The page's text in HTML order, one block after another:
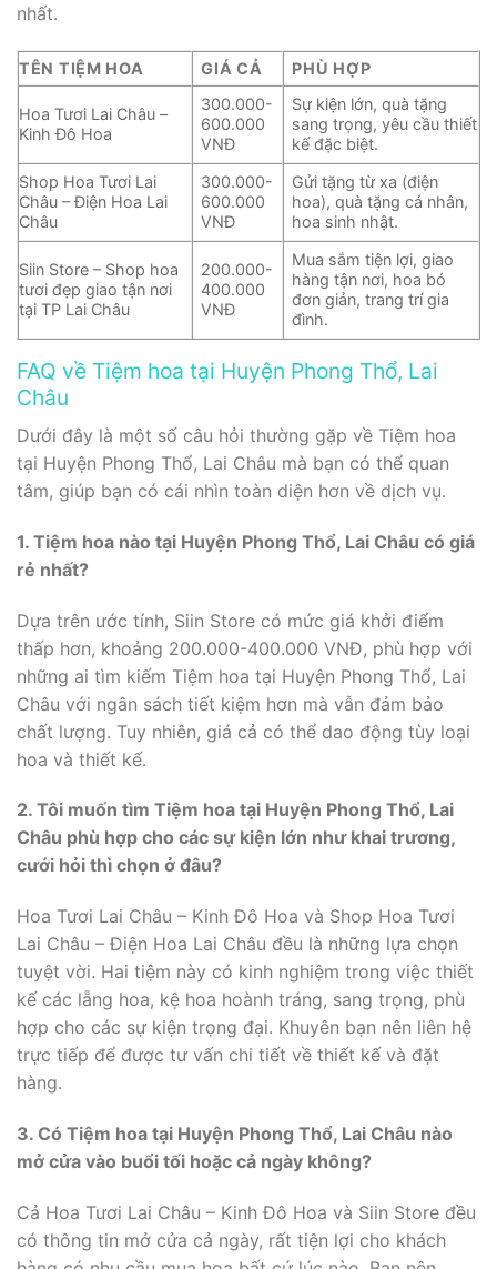
nhất.
TÊN TIỆM HOA GIÁ CẢ PHÙ HỢP
Hoa Tươi Lai Châu –
Kinh Đô Hoa
300.000-
600.000
VNĐ
Sự kiện lớn, quà tặng
sang trọng, yêu cầu thiết
kế đặc biệt.
Shop Hoa Tươi Lai
Châu – Điện Hoa Lai
Châu
300.000-
600.000
VNĐ
Gửi tặng từ xa (điện
hoa), quà tặng cá nhân,
hoa sinh nhật.
Siin Store – Shop hoa
tươi đẹp giao tận nơi
tại TP Lai Châu
200.000-
400.000
VNĐ
Mua sắm tiện lợi, giao
hàng tận nơi, hoa bó
đơn giản, trang trí gia
đình.
FAQ về Tiệm hoa tại Huyện Phong Thổ, Lai
Châu
Dưới đây là một số câu hỏi thường gặp về Tiệm hoa
tại Huyện Phong Thổ, Lai Châu mà bạn có thể quan
tâm, giúp bạn có cái nhìn toàn diện hơn về dịch vụ.
1. Tiệm hoa nào tại Huyện Phong Thổ, Lai Châu có giá
rẻ nhất?
Dựa trên ước tính, Siin Store có mức giá khởi điểm
thấp hơn, khoảng 200.000-400.000 VNĐ, phù hợp với
những ai tìm kiếm Tiệm hoa tại Huyện Phong Thổ, Lai
Châu với ngân sách tiết kiệm hơn mà vẫn đảm bảo
chất lượng. Tuy nhiên, giá cả có thể dao động tùy loại
hoa và thiết kế.
2. Tôi muốn tìm Tiệm hoa tại Huyện Phong Thổ, Lai
Châu phù hợp cho các sự kiện lớn như khai trương,
cưới hỏi thì chọn ở đâu?
Hoa Tươi Lai Châu – Kinh Đô Hoa và Shop Hoa Tươi
Lai Châu – Điện Hoa Lai Châu đều là những lựa chọn
tuyệt vời. Hai tiệm này có kinh nghiệm trong việc thiết
kế các lẵng hoa, kệ hoa hoành tráng, sang trọng, phù
hợp cho các sự kiện trọng đại. Khuyên bạn nên liên hệ
trực tiếp để được tư vấn chi tiết về thiết kế và đặt
hàng.
3. Có Tiệm hoa tại Huyện Phong Thổ, Lai Châu nào
mở cửa vào buổi tối hoặc cả ngày không?
Cả Hoa Tươi Lai Châu – Kinh Đô Hoa và Siin Store đều
có thông tin mở cửa cả ngày, rất tiện lợi cho khách